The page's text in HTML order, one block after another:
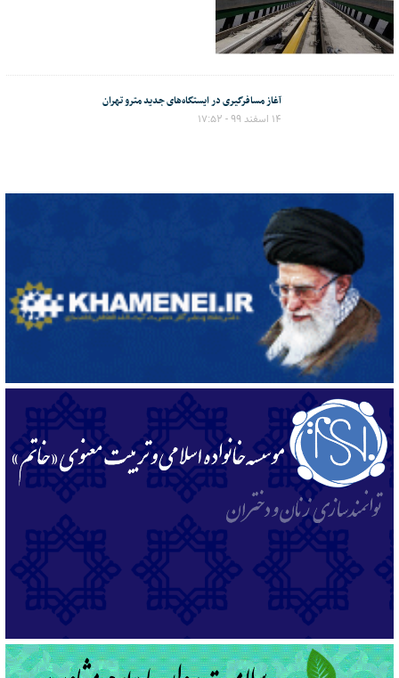
آغاز مسافرگیری در ایستگاه‌های جدید مترو تهران
۱۴ اسفند ۹۹ - ۱۷:۵۲